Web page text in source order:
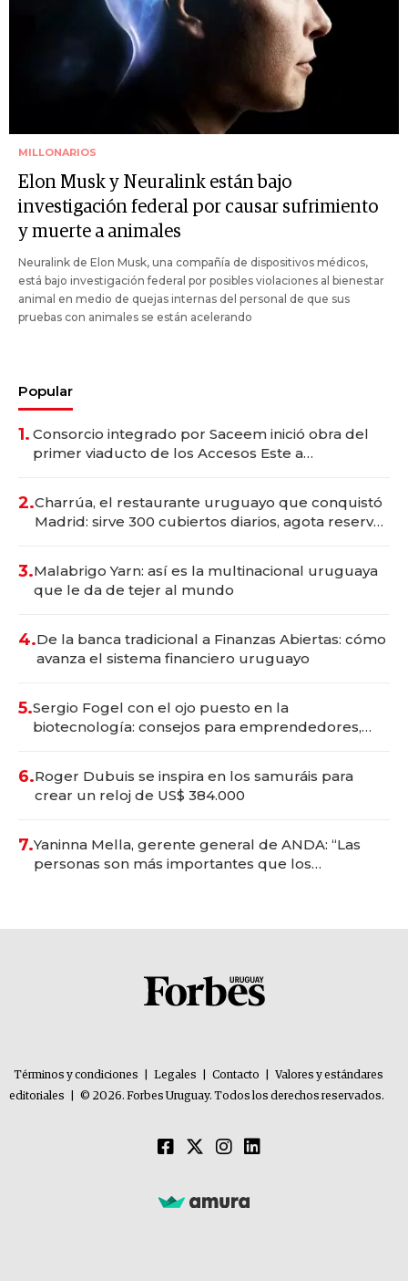
MILLONARIOS
Elon Musk y Neuralink están bajo
investigación federal por causar sufrimiento
y muerte a animales
Neuralink de Elon Musk, una compañía de dispositivos médicos,
está bajo investigación federal por posibles violaciones al bienestar
animal en medio de quejas internas del personal de que sus
pruebas con animales se están acelerando
Popular
1. Consorcio integrado por Saceem inició obra del
primer viaducto de los Accesos Este a
2.Charrúa, el restaurante uruguayo que conquistó
Madrid: sirve 300 cubiertos diarios, agota reservas
3.Malabrigo Yarn: así es la multinacional uruguaya
que le da de tejer al mundo
4.De la banca tradicional a Finanzas Abiertas: cómo
avanza el sistema financiero uruguayo
5.Sergio Fogel con el ojo puesto en la
biotecnología: consejos para emprendedores,
6.Roger Dubuis se inspira en los samuráis para
crear un reloj de US$ 384.000
7.Yaninna Mella, gerente general de ANDA: “Las
personas son más importantes que los
Términos y condiciones Legales Contacto
Valores y estándares
editoriales
© 2026. Forbes Uruguay. Todos los derechos reservados.